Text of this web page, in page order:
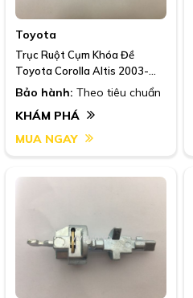
Toyota
Trục Ruột Cụm Khóa Đề
Toyota Corolla Altis 2003-
2007
Bảo hành: Theo tiêu chuẩn
KHÁM PHÁ
MUA NGAY